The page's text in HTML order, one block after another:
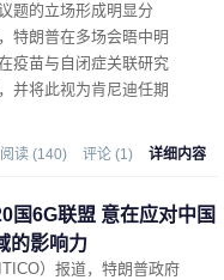
题的立场形成明显分
特朗普在多场会晤中明
疫苗与自闭症关联研究
并将此视为肯尼迪任期
阅读 (140) 评论 (1) 详细内容
国6G联盟 意在应对中国
的影响力
）报道，特朗普政府